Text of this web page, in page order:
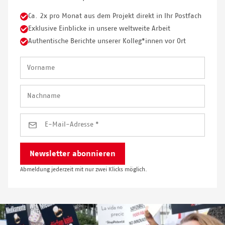
Ca. 2x pro Monat aus dem Projekt direkt in Ihr Postfach
Exklusive Einblicke in unsere weltweite Arbeit
Authentische Berichte unserer Kolleg*innen vor Ort
Abmeldung jederzeit mit nur zwei Klicks möglich.
Image